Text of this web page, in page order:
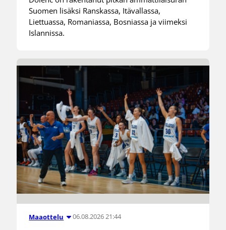
Suomen lisäksi Ranskassa, Itävallassa,
Liettuassa, Romaniassa, Bosniassa ja viimeksi
Islannissa.
Maaottelu 06.08.2026 21:44